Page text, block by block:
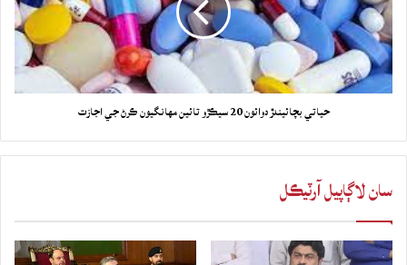
حياتي بچائيندڙ دوائون 20 سيڪڙو تائين مهانگيون ڪرڻ جي اجازت
سان لاڳاپيل آرٽيڪل